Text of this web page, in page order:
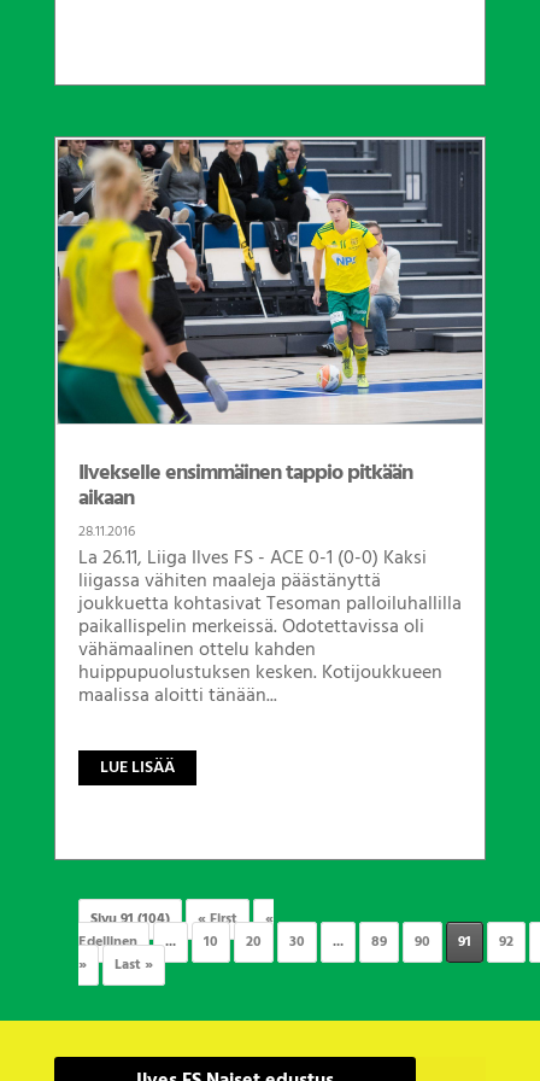
Ilvekselle ensimmäinen tappio pitkään
aikaan
28.11.2016
La 26.11, Liiga Ilves FS - ACE 0-1 (0-0) Kaksi
liigassa vähiten maaleja päästänyttä
joukkuetta kohtasivat Tesoman palloiluhallilla
paikallispelin merkeissä. Odotettavissa oli
vähämaalinen ottelu kahden
huippupuolustuksen kesken. Kotijoukkueen
maalissa aloitti tänään...
LUE LISÄÄ
Sivu 91 (104) « First
«
Edellinen
... 10 20 30 ... 89 90 91
92
»
Last »